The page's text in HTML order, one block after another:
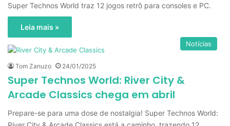
Super Technos World traz 12 jogos retrô para consoles e PC.
Leia mais »
Notícias
Tom Zanuzo 24/01/2025
Super Technos World: River City &
Arcade Classics chega em abril
Prepare-se para uma dose de nostalgia! Super Technos World: